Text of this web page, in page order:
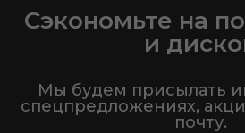
Сэкономьте на
и
Мы будем присылать
спецпредложениях,
почту.